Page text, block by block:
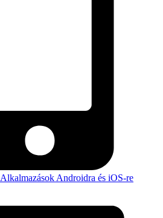
Alkalmazások Androidra és iOS-re